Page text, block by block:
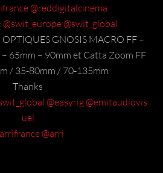
@reddigitalcinema
@swit_europe@swit_global
OPTIQUES GNOSIS MACRO FF –
65mm – 90mm et Catta Zoom FF
/ 35-80mm / 70-135mm
Thanks
@easyrig@emitaudiovis
uel
@arri